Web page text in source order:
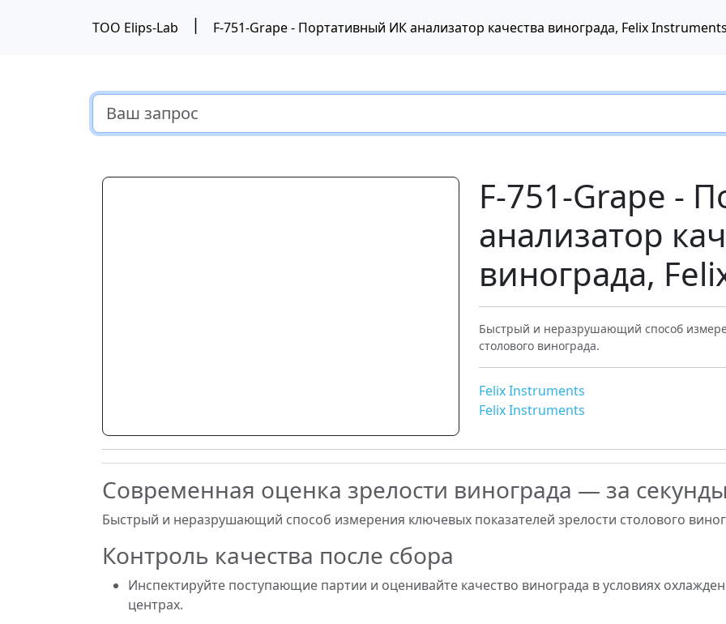
ТОО Elips-Lab | F-751-Grape - Портативный ИК анализатор качества винограда, Felix
F-751-Grape -
анализатор
винограда,
Быстрый и неразрушающий способ
столового винограда.
Felix Instruments
Felix Instruments
Современная оценка зрелости винограда — за
Быстрый и неразрушающий способ измерения ключевых показателей зрелости столового
Контроль качества после сбора
Инспектируйте поступающие партии и оценивайте качество винограда в условиях
центрах.